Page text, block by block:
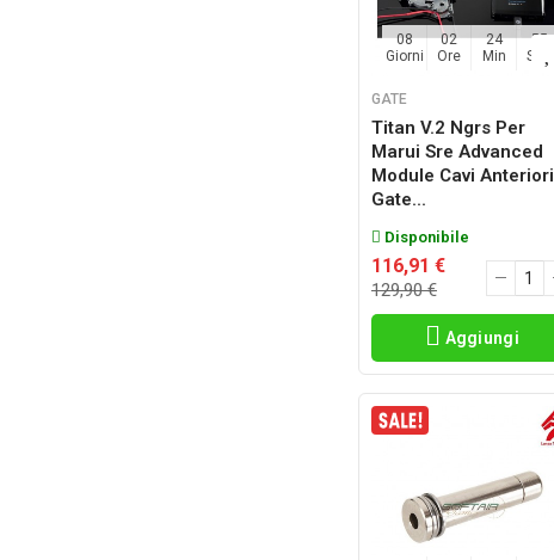
08
Giorni
02
Ore
24
Min
54
Sec
GATE
Titan V.2 Ngrs Per
Marui Sre Advanced
Module Cavi Anteriori
Gate...
Disponibile
116,91 €
129,90 €
Aggiungi